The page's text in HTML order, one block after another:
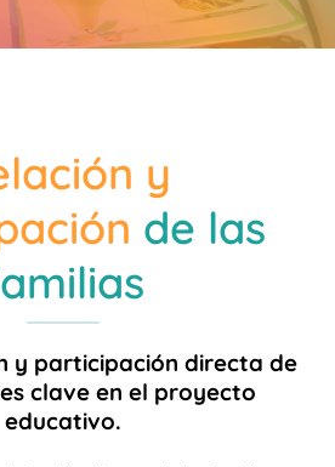
y
de las
y participación directa de
clave en el proyecto
educativo.